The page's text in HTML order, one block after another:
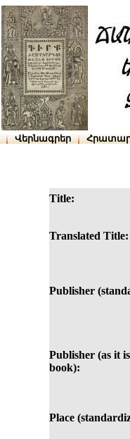
Վերնագրեր
Title:
Translated Title:
Publisher
Publisher (as it
book):
Place